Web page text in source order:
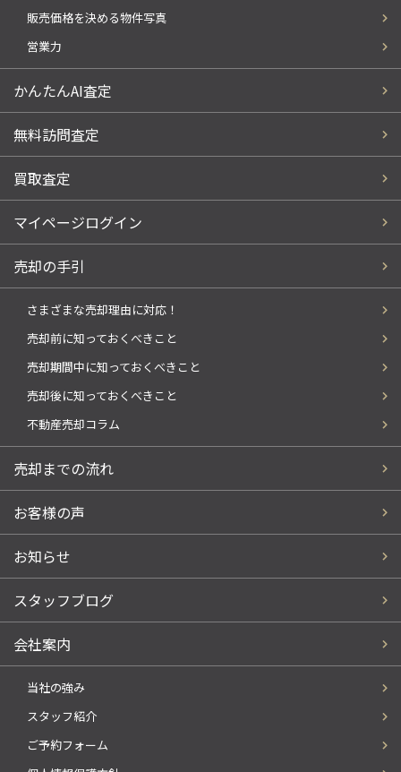
販売価格を決める物件写真
営業力
かんたんAI査定
無料訪問査定
買取査定
マイページログイン
売却の手引
さまざまな売却理由に対応！
売却前に知っておくべきこと
売却期間中に知っておくべきこと
売却後に知っておくべきこと
不動産売却コラム
売却までの流れ
お客様の声
お知らせ
スタッフブログ
会社案内
当社の強み
スタッフ紹介
ご予約フォーム